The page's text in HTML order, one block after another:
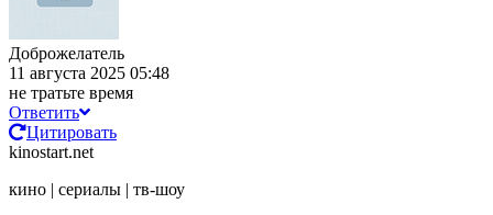
Доброжелатель
11 августа 2025 05:48
не тратьте время
Ответить
Цитировать
kinostart.net
кино | сериалы | тв-шоу